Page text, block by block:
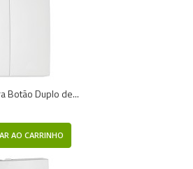
Botão Duplo de...
AO CARRINHO